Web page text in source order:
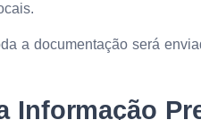
a documentação será
Informação